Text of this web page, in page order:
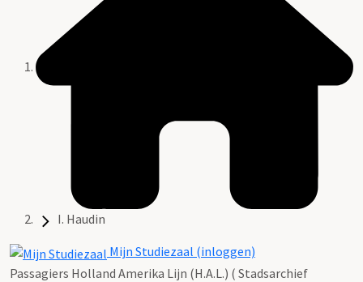
I. Haudin
Mijn Studiezaal (inloggen)
Passagiers Holland Amerika Lijn (H.A.L.) ( Stadsarchief